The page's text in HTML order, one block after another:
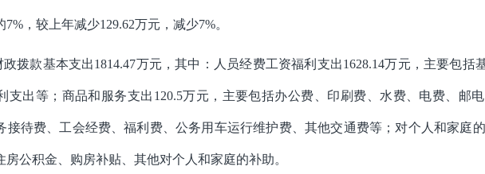
，较上年减少129.62万元，减少7%。
政拨款基本支出1814.47万元，其中：人员经费工资福利支出1628.14万元，主要包
支出等；商品和服务支出120.5万元，主要包括办公费、印刷费、水费、电费、邮
接待费、工会经费、福利费、公务用车运行维护费、其他交通费等；对个人和家庭
房公积金、购房补贴、其他对个人和家庭的补助。